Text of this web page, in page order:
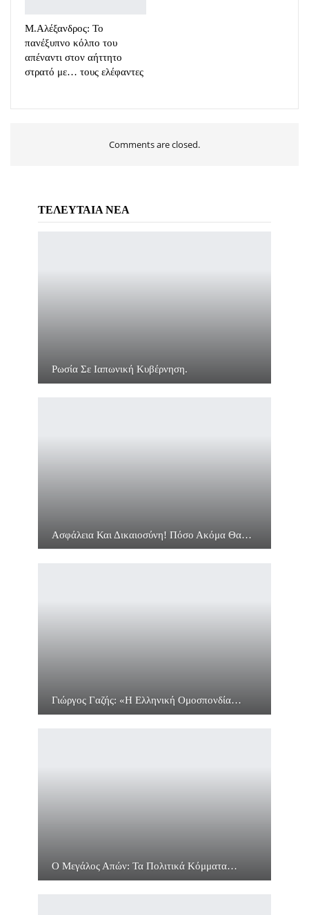
Μ.Αλέξανδρος: Το
πανέξυπνο κόλπο του
απέναντι στον αήττητο
στρατό με… τους ελέφαντες
Comments are closed.
ΤΕΛΕΥΤΑΙΑ ΝΕΑ
Ρωσία Σε Ιαπωνική Κυβέρνηση.
Ασφάλεια Και Δικαιοσύνη! Πόσο Ακόμα Θα…
Γιώργος Γαζής: «Η Ελληνική Ομοσπονδία…
Ο Μεγάλος Απών: Τα Πολιτικά Κόμματα…